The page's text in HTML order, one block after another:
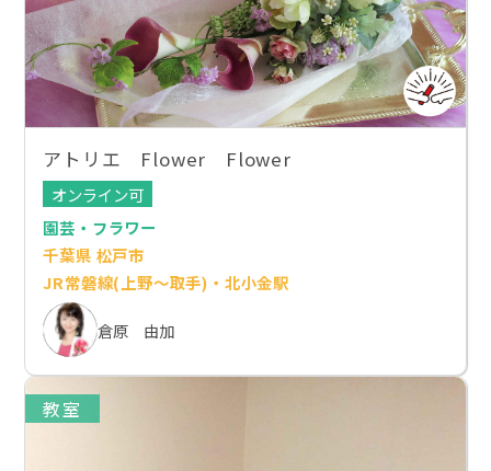
アトリエ Flower Flower
オンライン可
園芸・フラワー
千葉県 松戸市
JR常磐線(上野～取手)・北小金駅
倉原 由加
教室